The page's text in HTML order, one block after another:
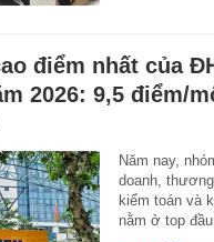
điểm nhất của
2026: 9,5 điểm/
Năm nay,
doanh,
kiểm toán và
nằm ở top